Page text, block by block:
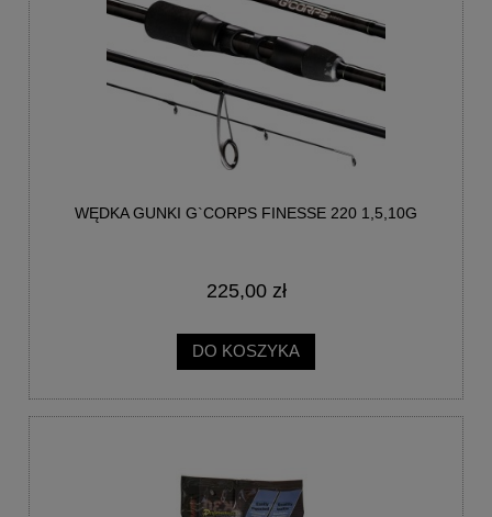
WĘDKA GUNKI G`CORPS FINESSE 220 1,5,10G
225,00 zł
DO KOSZYKA